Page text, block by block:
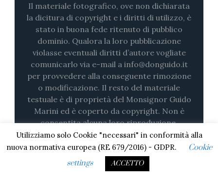
Il materiale fotografico, ove non dichiarata
la dicitura di copyright e i diritti di utilizzo, è
stato in buona fede ritenuto di pubblico
dominio. Qualora la loro pubblicazione
violasse eventuali diritti d’autore vogliate
comunicarlo via e-mail a info@donguido.it
per provvedere alla conseguente rimozione
o modificazione. Il resto del materiale
testuale è di proprietà del Monsignor Guido
Marini ed è coperto da copyright. Non è
consentita alcuna loro riproduzione,
nemmeno parziale (su stampa o in digitale)
senza il consenso esplicito.
Utilizziamo solo Cookie "necessari" in conformità alla
nuova normativa europea (RE 679/2016) - GDPR.
Cookie
settings
ACCETTO